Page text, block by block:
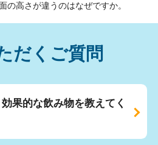
の高さが違うのはなぜですか。
だくご質問
果的な飲み物を教えてく